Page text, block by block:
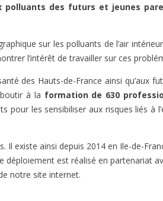
polluants des futurs et jeunes
sur les polluants de l’air
l’intérêt de travailler sur ces
des Hauts-de-France ainsi qu’aux
à la formation de 630
pour les sensibiliser aux risques liés à
Il existe ainsi depuis 2014 en Ile-de-
est réalisé en partenariat
notre site internet.